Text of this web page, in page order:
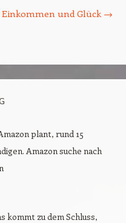
Einkommen und Glück →
plant, rund 15
Amazon suche nach
kommt zu dem Schluss,